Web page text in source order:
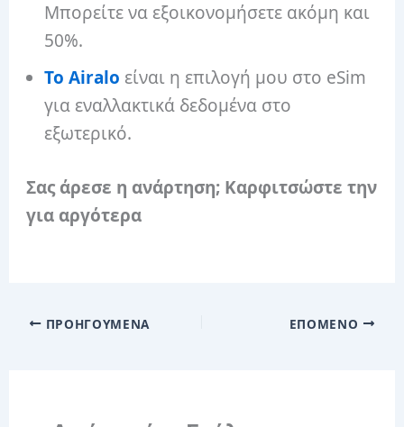
Μπορείτε να εξοικονομήσετε ακόμη και
50%.
Το Airalo είναι η επιλογή μου στο eSim
για εναλλακτικά δεδομένα στο
εξωτερικό.
Σας άρεσε η ανάρτηση; Καρφιτσώστε την
για αργότερα
ΠΡΟΗΓΟΎΜΕΝΑ ΕΠΌΜΕΝΟ